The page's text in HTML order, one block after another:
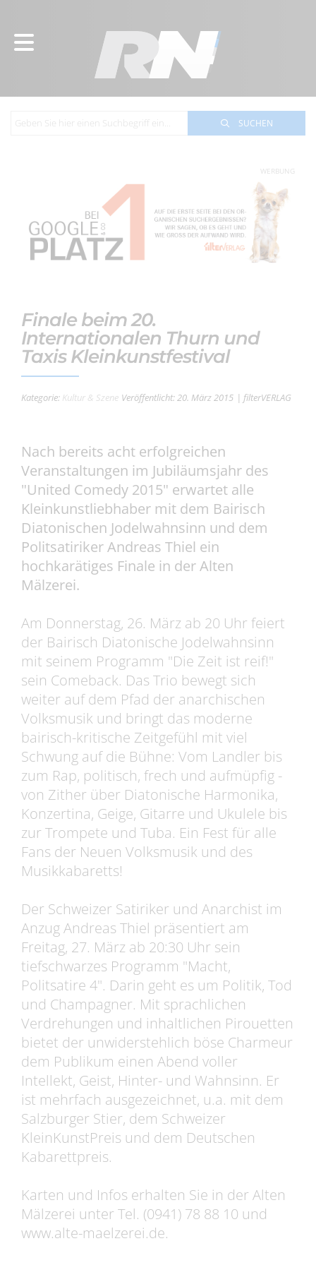
SUCHEN
WERBUNG
Finale beim 20.
Internationalen Thurn und
Taxis Kleinkunstfestival
Kategorie: Kultur & Szene Veröffentlicht: 20. März 2015 | filterVERLAG
Nach bereits acht erfolgreichen
Veranstaltungen im Jubiläumsjahr des
"United Comedy 2015" erwartet alle
Kleinkunstliebhaber mit dem Bairisch
Diatonischen Jodelwahnsinn und dem
Politsatiriker Andreas Thiel ein
hochkarätiges Finale in der Alten
Mälzerei.
Am Donnerstag, 26. März ab 20 Uhr feiert
der Bairisch Diatonische Jodelwahnsinn
mit seinem Programm "Die Zeit ist reif!"
sein Comeback. Das Trio bewegt sich
weiter auf dem Pfad der anarchischen
Volksmusik und bringt das moderne
bairisch-kritische Zeitgefühl mit viel
Schwung auf die Bühne: Vom Landler bis
zum Rap, politisch, frech und aufmüpfig -
von Zither über Diatonische Harmonika,
Konzertina, Geige, Gitarre und Ukulele bis
zur Trompete und Tuba. Ein Fest für alle
Fans der Neuen Volksmusik und des
Musikkabaretts!
Der Schweizer Satiriker und Anarchist im
Anzug Andreas Thiel präsentiert am
Freitag, 27. März ab 20:30 Uhr sein
tiefschwarzes Programm "Macht,
Politsatire 4". Darin geht es um Politik, Tod
und Champagner. Mit sprachlichen
Verdrehungen und inhaltlichen Pirouetten
bietet der unwiderstehlich böse Charmeur
dem Publikum einen Abend voller
Intellekt, Geist, Hinter- und Wahnsinn. Er
ist mehrfach ausgezeichnet, u.a. mit dem
Salzburger Stier, dem Schweizer
KleinKunstPreis und dem Deutschen
Kabarettpreis.
Karten und Infos erhalten Sie in der Alten
Mälzerei unter Tel. (0941) 78 88 10 und
www.alte-maelzerei.de.